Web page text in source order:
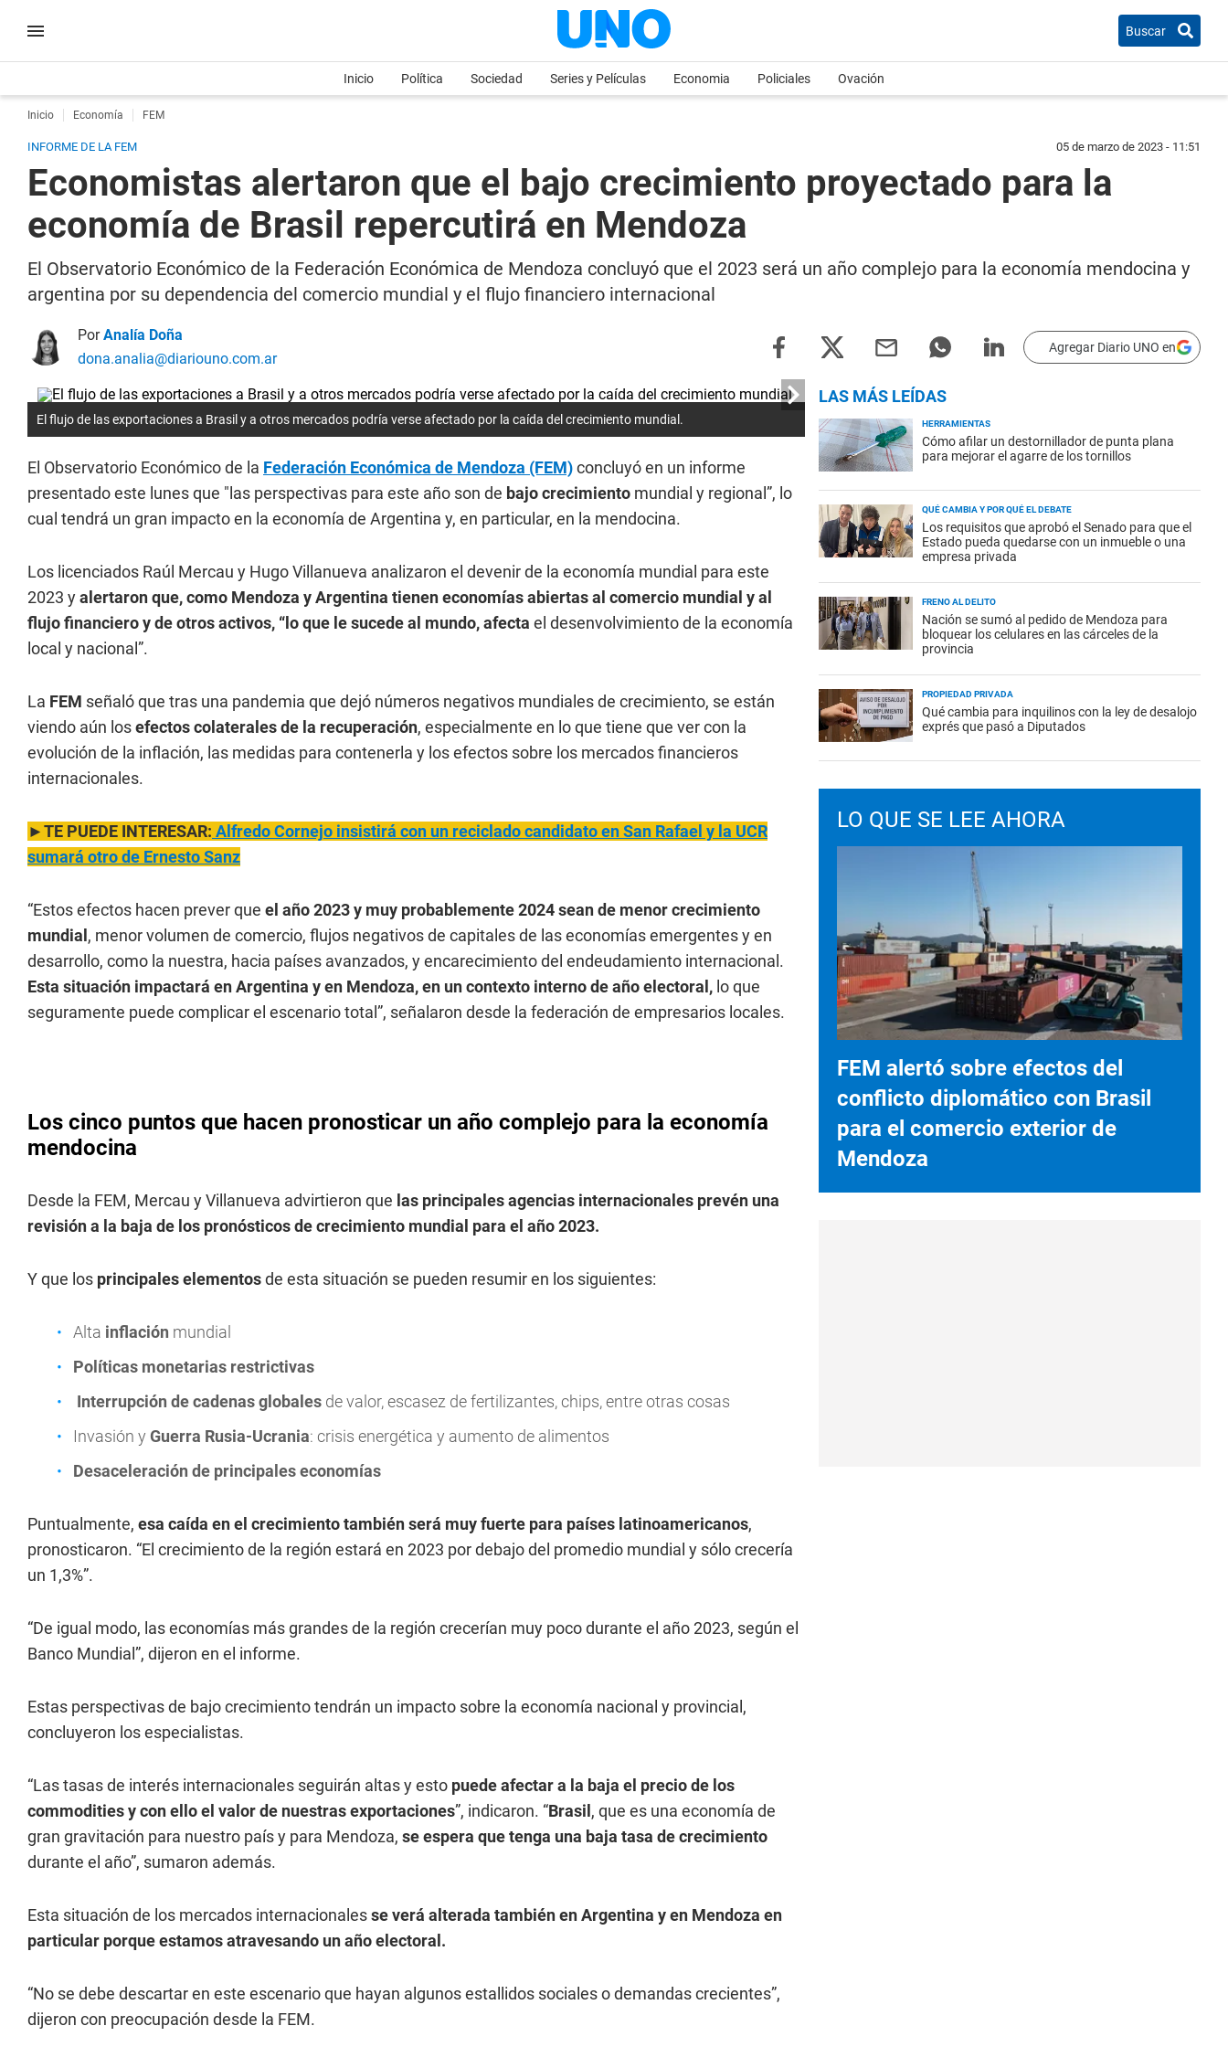
Buscar
Inicio Política Sociedad Series y Películas Economia Policiales Ovación
Inicio Economía FEM
INFORME DE LA FEM 05 de marzo de 2023 - 11:51
Economistas alertaron que el bajo crecimiento proyectado para la
economía de Brasil repercutirá en Mendoza
El Observatorio Económico de la Federación Económica de Mendoza concluyó que el 2023 será un año complejo para la economía mendocina y
argentina por su dependencia del comercio mundial y el flujo financiero internacional
PorAnalía Doña
dona.analia@diariouno.com.ar
Agregar Diario UNO en
El flujo de las exportaciones a Brasil y a otros mercados podría verse afectado por la caída del crecimiento mundial.
El Observatorio Económico de la Federación Económica de Mendoza (FEM)concluyó en un informe
presentado este lunes que "las perspectivas para este año son de bajo crecimiento mundial y regional”, lo
cual tendrá un gran impacto en la economía de Argentina y, en particular, en la mendocina.
Los licenciados Raúl Mercau y Hugo Villanueva analizaron el devenir de la economía mundial para este
2023 yalertaron que, como Mendoza y Argentina tienen economías abiertas al comercio mundial y al
flujo financiero y de otros activos, “lo que le sucede al mundo, afecta el desenvolvimiento de la economía
local y nacional”.
La FEM señaló que tras una pandemia que dejó números negativos mundiales de crecimiento, se están
viendo aún losefectos colaterales de la recuperación, especialmente en lo que tiene que ver con la
evolución de la inflación, las medidas para contenerla y los efectos sobre los mercados financieros
internacionales.
►TE PUEDE INTERESAR: Alfredo Cornejo insistirá con un reciclado candidato en San Rafael y la UCR
sumará otro de Ernesto Sanz
“Estos efectos hacen prever que el año 2023 y muy probablemente 2024 sean de menor crecimiento
mundial , menor volumen de comercio, flujos negativos de capitales de las economías emergentes y en
desarrollo, como la nuestra, hacia países avanzados, y encarecimiento del endeudamiento internacional.
Esta situación impactará en Argentina y en Mendoza, en un contexto interno de año electoral, lo que
seguramente puede complicar el escenario total”, señalaron desde la federación de empresarios locales.
Los cinco puntos que hacen pronosticar un año complejo para la economía
mendocina
Desde la FEM, Mercau y Villanueva advirtieron que las principales agencias internacionales prevén una
revisión a la baja de los pronósticos de crecimiento mundial para el año 2023.
Y que los principales elementosde esta situación se pueden resumir en los siguientes:
Alta inflación mundial
Políticas monetarias restrictivas
Interrupción de cadenas globales de valor, escasez de fertilizantes, chips, entre otras cosas
Invasión y Guerra Rusia-Ucrania: crisis energética y aumento de alimentos
Desaceleración de principales economías
Puntualmente, esa caída en el crecimiento también será muy fuerte para países latinoamericanos,
pronosticaron. “El crecimiento de la región estará en 2023 por debajo del promedio mundial y sólo crecería
un 1,3%”.
“De igual modo, las economías más grandes de la región crecerían muy poco durante el año 2023, según el
Banco Mundial”, dijeron en el informe.
Estas perspectivas de bajo crecimiento tendrán un impacto sobre la economía nacional y provincial,
concluyeron los especialistas.
“Las tasas de interés internacionales seguirán altas y esto puede afectar a la baja el precio de los
commodities y con ello el valor de nuestras exportaciones”, indicaron. “Brasil , que es una economía de
gran gravitación para nuestro país y para Mendoza, se espera que tenga una baja tasa de crecimiento
durante el año”, sumaron además.
Esta situación de los mercados internacionalesse verá alterada también en Argentina y en Mendoza en
particular porque estamos atravesando un año electoral.
“No se debe descartar en este escenario que hayan algunos estallidos sociales o demandas crecientes”,
dijeron con preocupación desde la FEM.
LAS MÁS LEÍDAS
HERRAMIENTAS
Cómo afilar un destornillador de punta plana
para mejorar el agarre de los tornillos
QUÉ CAMBIA Y POR QUÉ EL DEBATE
Los requisitos que aprobó el Senado para que el
Estado pueda quedarse con un inmueble o una
empresa privada
FRENO AL DELITO
Nación se sumó al pedido de Mendoza para
bloquear los celulares en las cárceles de la
provincia
PROPIEDAD PRIVADA
Qué cambia para inquilinos con la ley de desalojo
exprés que pasó a Diputados
LO QUE SE LEE AHORA
FEM alertó sobre efectos del
conflicto diplomático con Brasil
para el comercio exterior de
Mendoza